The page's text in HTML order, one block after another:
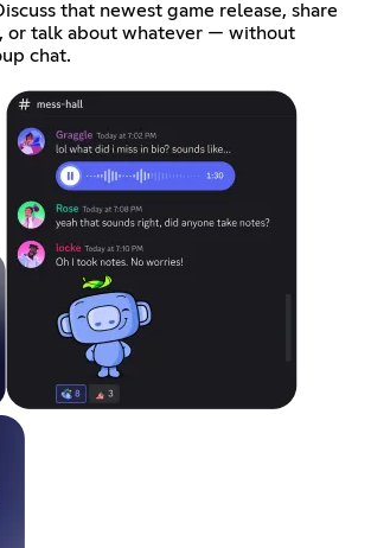
that newest game release, share
or talk about whatever — without
chat.